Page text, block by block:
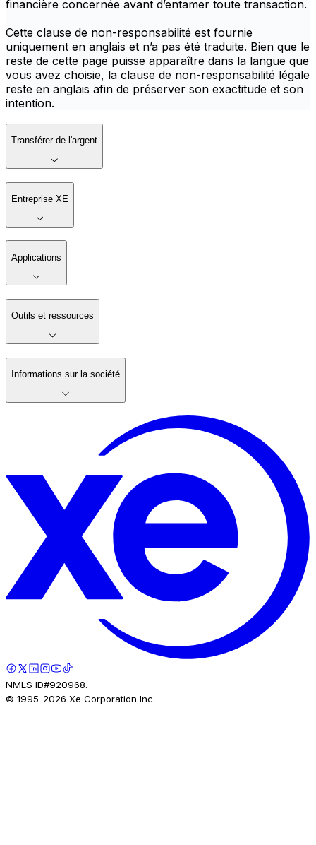
financière concernée avant d’entamer toute transaction.
Cette clause de non-responsabilité est fournie
uniquement en anglais et n’a pas été traduite. Bien que le
reste de cette page puisse apparaître dans la langue que
vous avez choisie, la clause de non-responsabilité légale
reste en anglais afin de préserver son exactitude et son
intention.
Transférer de l'argent
Entreprise XE
Applications
Outils et ressources
Informations sur la société
NMLS ID#920968.
© 1995-2026 Xe Corporation Inc.